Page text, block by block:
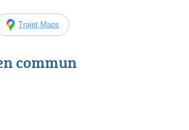
Trajet Maps
commun